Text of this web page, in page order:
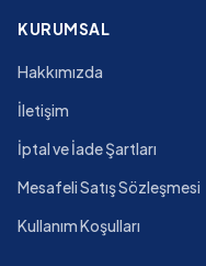
KURUMSAL
Hakkımızda
İletişim
İptal ve İade Şartları
Mesafeli Satış Sözleşmesi
Kullanım Koşulları